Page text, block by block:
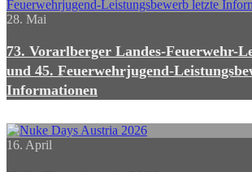
28. Mai
73. Vorarlberger Landes-Feuerwehr-
und 45. Feuerwehrjugend-
Informationen
16. April